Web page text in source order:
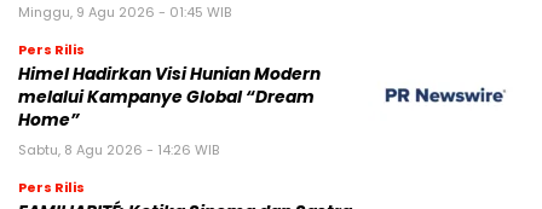
Minggu, 9 Agu 2026 - 01:45 WIB
Pers Rilis
Himel Hadirkan Visi Hunian Modern
melalui Kampanye Global “Dream
Home”
Sabtu, 8 Agu 2026 - 14:26 WIB
Pers Rilis